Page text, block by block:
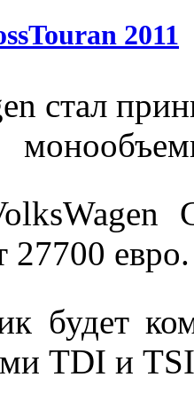
2011
стал
27700 евро.
будет
TDI и